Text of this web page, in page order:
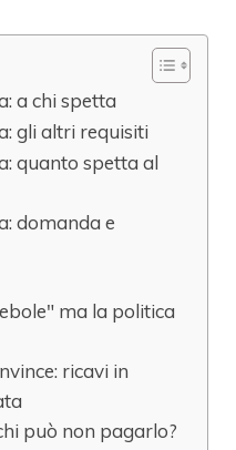
a chi spetta
gli altri requisiti
quanto spetta al
domanda e
ma la politica
ricavi in
può non pagarlo?